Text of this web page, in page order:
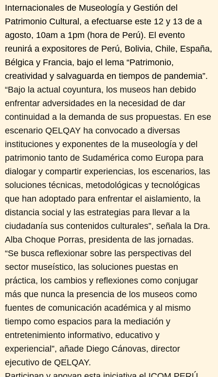
Internacionales de Museología y Gestión del
Patrimonio Cultural, a efectuarse este 12 y 13 de a
agosto, 10am a 1pm (hora de Perú). El evento
reunirá a expositores de Perú, Bolivia, Chile, España,
Bélgica y Francia, bajo el lema “Patrimonio,
creatividad y salvaguarda en tiempos de pandemia”.
“Bajo la actual coyuntura, los museos han debido
enfrentar adversidades en la necesidad de dar
continuidad a la demanda de sus propuestas. En ese
escenario QELQAY ha convocado a diversas
instituciones y exponentes de la museología y del
patrimonio tanto de Sudamérica como Europa para
dialogar y compartir experiencias, los escenarios, las
soluciones técnicas, metodológicas y tecnológicas
que han adoptado para enfrentar el aislamiento, la
distancia social y las estrategias para llevar a la
ciudadanía sus contenidos culturales”, señala la Dra.
Alba Choque Porras, presidenta de las jornadas.
“Se busca reflexionar sobre las perspectivas del
sector museístico, las soluciones puestas en
práctica, los cambios y reflexiones como conjugar
más que nunca la presencia de los museos como
fuentes de comunicación académica y al mismo
tiempo como espacios para la mediación y
entretenimiento informativo, educativo y
experiencial”, añade Diego Cánovas, director
ejecutivo de QELQAY.